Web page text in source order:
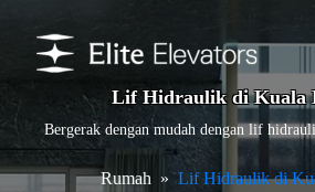
Lif Hidraulik di Kuala
Bergerak dengan mudah dengan lif
Rumah Lif Hidraulik di